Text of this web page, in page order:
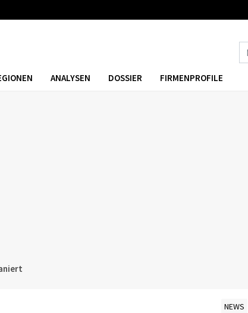
ANALYSEN DOSSIER FIRMENPROFILE
NEWS